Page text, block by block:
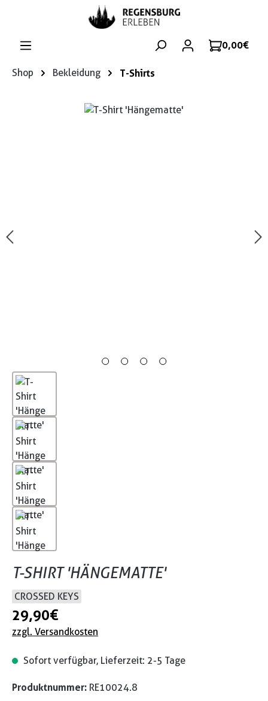
Zum Hauptinhalt springen
0,00 €
Shop Bekleidung T-Shirts
Bildergalerie überspringen
T-SHIRT 'HÄNGEMATTE'
CROSSED KEYS
29,90 €
zzgl. Versandkosten
Sofort verfügbar, Lieferzeit: 2-5 Tage
Produktnummer: RE10024.8